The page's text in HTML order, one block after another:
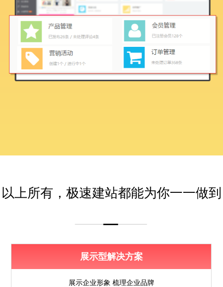
以上所有，极速建站都能为你一一做到
展示型解决方案
展示企业形象 梳理企业品牌